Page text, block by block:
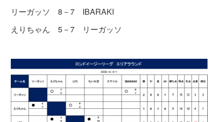
リーガッソ 8－7 IBARAKI
えりちゃん 5－7 リーガッソ